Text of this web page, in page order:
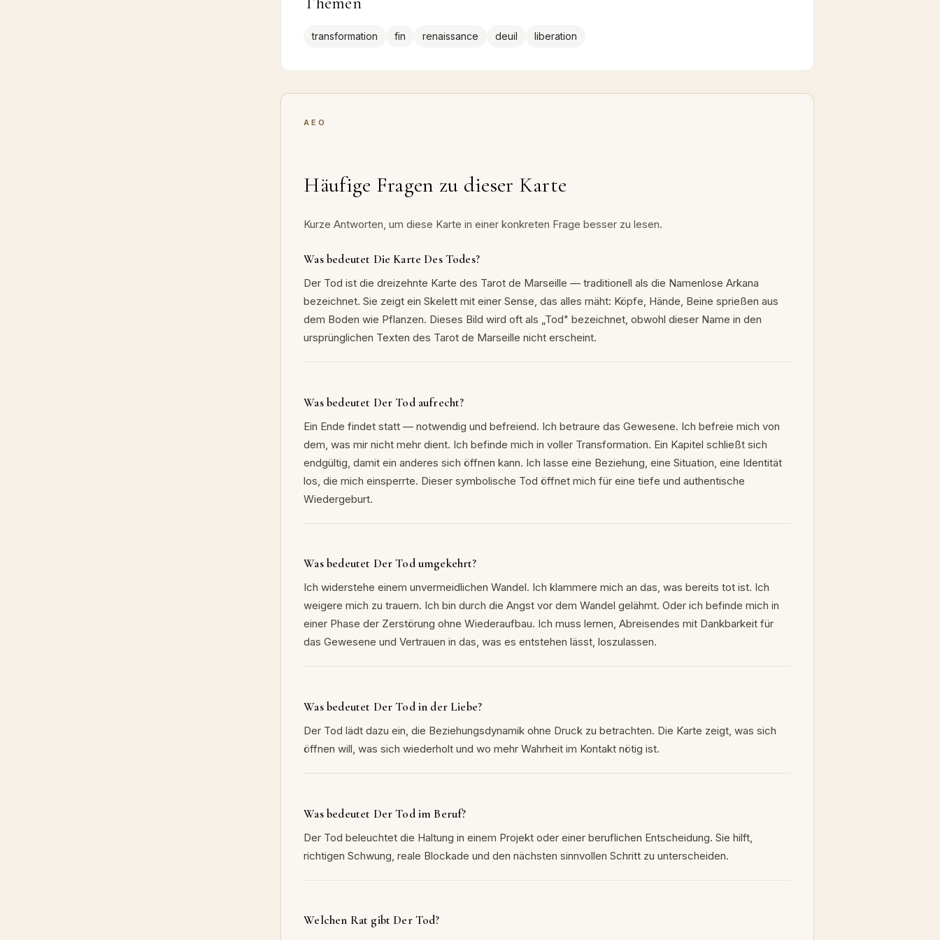
transformation fin renaissance deuil liberation
AEO
Häufige Fragen zu dieser Karte
Kurze Antworten, um diese Karte in einer konkreten Frage besser zu lesen.
Was bedeutet Die Karte Des Todes?
Der Tod ist die dreizehnte Karte des Tarot de Marseille — traditionell als die Namenlose Arkana
bezeichnet. Sie zeigt ein Skelett mit einer Sense, das alles mäht: Köpfe, Hände, Beine sprießen aus
dem Boden wie Pflanzen. Dieses Bild wird oft als „Tod" bezeichnet, obwohl dieser Name in den
ursprünglichen Texten des Tarot de Marseille nicht erscheint.
Was bedeutet Der Tod aufrecht?
Ein Ende findet statt — notwendig und befreiend. Ich betraure das Gewesene. Ich befreie mich von
dem, was mir nicht mehr dient. Ich befinde mich in voller Transformation. Ein Kapitel schließt sich
endgültig, damit ein anderes sich öffnen kann. Ich lasse eine Beziehung, eine Situation, eine Identität
los, die mich einsperrte. Dieser symbolische Tod öffnet mich für eine tiefe und authentische
Wiedergeburt.
Was bedeutet Der Tod umgekehrt?
Ich widerstehe einem unvermeidlichen Wandel. Ich klammere mich an das, was bereits tot ist. Ich
weigere mich zu trauern. Ich bin durch die Angst vor dem Wandel gelähmt. Oder ich befinde mich in
einer Phase der Zerstörung ohne Wiederaufbau. Ich muss lernen, Abreisendes mit Dankbarkeit für
das Gewesene und Vertrauen in das, was es entstehen lässt, loszulassen.
Was bedeutet Der Tod in der Liebe?
Der Tod lädt dazu ein, die Beziehungsdynamik ohne Druck zu betrachten. Die Karte zeigt, was sich
öffnen will, was sich wiederholt und wo mehr Wahrheit im Kontakt nötig ist.
Was bedeutet Der Tod im Beruf?
Der Tod beleuchtet die Haltung in einem Projekt oder einer beruflichen Entscheidung. Sie hilft,
richtigen Schwung, reale Blockade und den nächsten sinnvollen Schritt zu unterscheiden.
Welchen Rat gibt Der Tod?